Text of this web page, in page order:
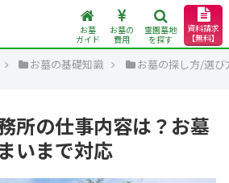
お墓
ガイド
お墓の
費用
霊園墓地
を探す
資料請求
【無料】
お墓の基礎知識 お墓の探し方/選
所の仕事内容は？お墓
いまで対応